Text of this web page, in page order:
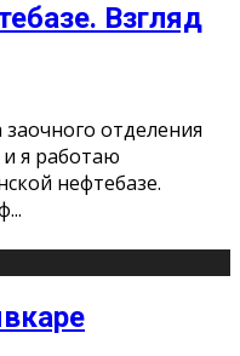
Взгляд
отделения
я работаю
нефтебазе.
...